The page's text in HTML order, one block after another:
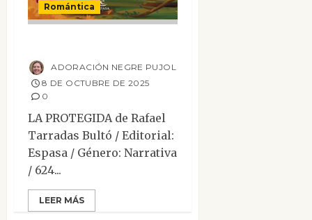
Romántica
ADORACIÓN NEGRE PUJOL
8 DE OCTUBRE DE 2025
0
LA PROTEGIDA de Rafael
Tarradas Bultó / Editorial:
Espasa / Género: Narrativa
/ 624...
LEER MÁS